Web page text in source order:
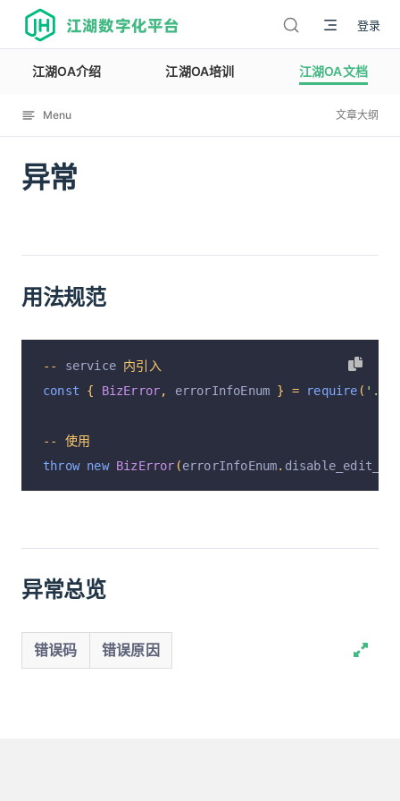
江湖数字化平台 登录
江湖OA介绍 江湖OA培训 江湖OA文档
Menu 文章大纲
异常
12135
用法规范
-- service 内引入
const
{ BizError, errorInfoEnum } = require ( '../
--
使用
throw new BizError (errorInfoEnum.
异常总览
错误码 错误原因